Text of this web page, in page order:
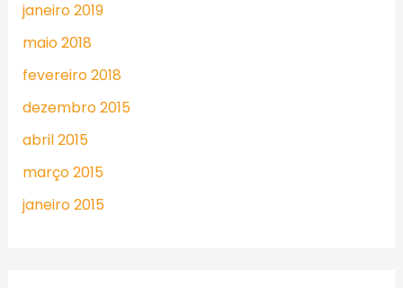
janeiro 2019
maio 2018
fevereiro 2018
dezembro 2015
abril 2015
março 2015
janeiro 2015